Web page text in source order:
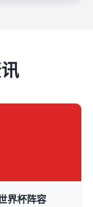
界杯阵容